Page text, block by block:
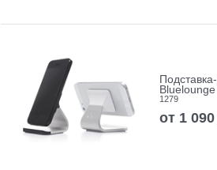
1279
от 1 090